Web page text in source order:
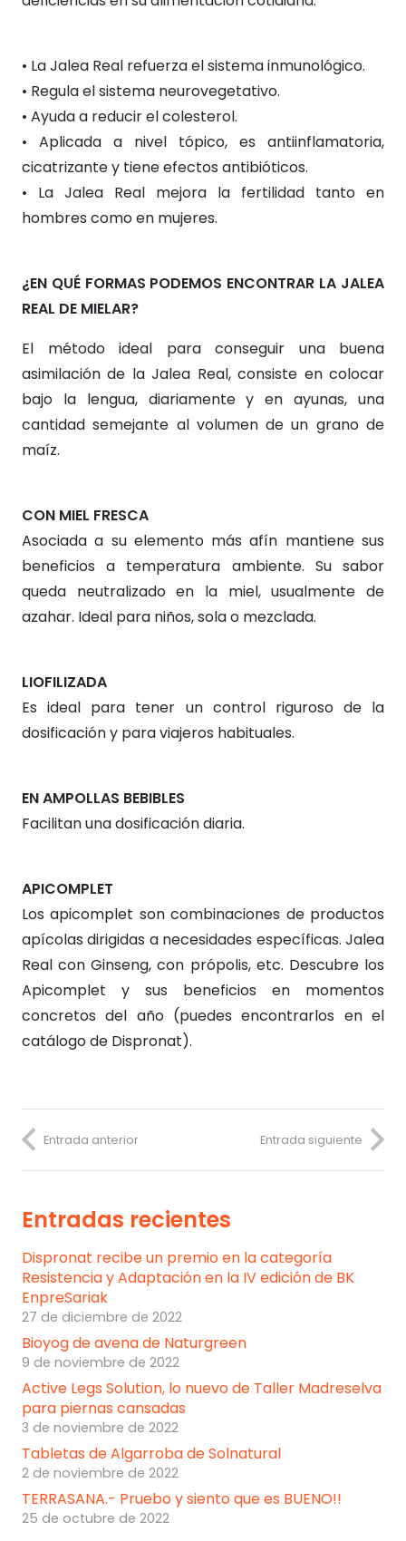
• La Jalea Real refuerza el sistema inmunológico.
• Regula el sistema neurovegetativo.
• Ayuda a reducir el colesterol.
• Aplicada a nivel tópico, es antiinflamatoria,
cicatrizante y tiene efectos antibióticos.
• La Jalea Real mejora la fertilidad tanto en
hombres como en mujeres.
¿EN QUÉ FORMAS PODEMOS ENCONTRAR LA JALEA
REAL DE MIELAR?
El método ideal para conseguir una buena
asimilación de la Jalea Real, consiste en colocar
bajo la lengua, diariamente y en ayunas, una
cantidad semejante al volumen de un grano de
maíz.
CON MIEL FRESCA
Asociada a su elemento más afín mantiene sus
beneficios a temperatura ambiente. Su sabor
queda neutralizado en la miel, usualmente de
azahar. Ideal para niños, sola o mezclada.
LIOFILIZADA
Es ideal para tener un control riguroso de la
dosificación y para viajeros habituales.
EN AMPOLLAS BEBIBLES
Facilitan una dosificación diaria.
APICOMPLET
Los apicomplet son combinaciones de productos
apícolas dirigidas a necesidades específicas. Jalea
Real con Ginseng, con própolis, etc. Descubre los
Apicomplet y sus beneficios en momentos
concretos del año (puedes encontrarlos en el
catálogo de Dispronat).
Entrada anterior Entrada siguiente
Entradas recientes
Dispronat recibe un premio en la categoría
Resistencia y Adaptación en la IV edición de BK
EnpreSariak
27 de diciembre de 2022
Bioyog de avena de Naturgreen
9 de noviembre de 2022
Active Legs Solution, lo nuevo de Taller Madreselva
para piernas cansadas
3 de noviembre de 2022
Tabletas de Algarroba de Solnatural
2 de noviembre de 2022
TERRASANA.- Pruebo y siento que es BUENO!!
25 de octubre de 2022